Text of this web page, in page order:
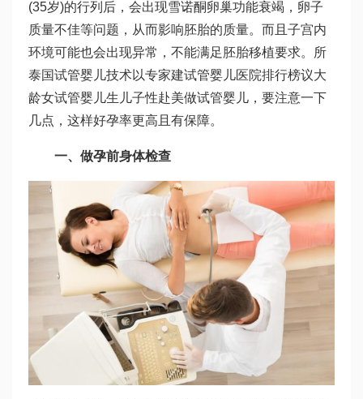
(35岁)的行列后，会出现雪诺酮卵巢功能衰竭，卵子
质量不佳等问题，从而影响胚胎的质量。而且子宫内
环境可能也会出现异常，不能满足胚胎移植要求。所
泰国试管婴儿技术以专家建试管婴儿医院排行榜议大
龄女试管婴儿生儿子性赴美做试管婴儿，要注意一下
几点，这样好孕率更高且有保障。
一、做孕前身体检查